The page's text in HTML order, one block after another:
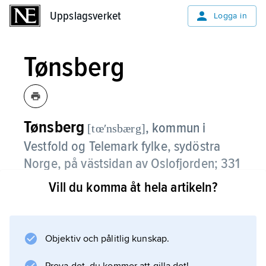
Uppslagsverket Logga in
Tønsberg
Tønsberg [tœʹnsbærg], kommun i
Vestfold og Telemark fylke, sydöstra
Norge, på västsidan av Oslofjorden; 331
, 56 293 invånare (2020).
är säte för fylkesadministrationen i Vestfold
och biskopssäte i Tunsberg bispedøme.
Vill du komma åt hela artikeln?
Objektiv och pålitlig kunskap.